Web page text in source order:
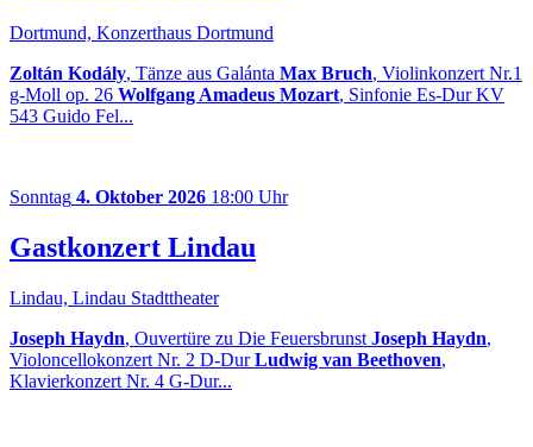
Dortmund, Konzerthaus Dortmund
Zoltán Kodály, Tänze aus Galánta Max Bruch, Violinkonzert Nr.1
g-Moll op. 26 Wolfgang Amadeus Mozart, Sinfonie Es-Dur KV
543 Guido Fel...
Sonntag 4. Oktober 2026 18:00 Uhr
Gastkonzert Lindau
Lindau, Lindau Stadttheater
Joseph Haydn, Ouvertüre zu Die Feuersbrunst Joseph Haydn,
Violoncellokonzert Nr. 2 D-DurLudwig van Beethoven,
Klavierkonzert Nr. 4 G-Dur...